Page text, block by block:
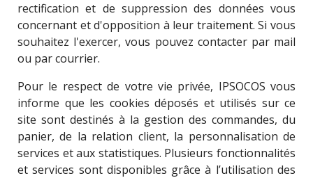
rectification et de suppression des données vous
concernant et d'opposition à leur traitement. Si vous
souhaitez l'exercer, vous pouvez contacter par mail
ou par courrier.
Pour le respect de votre vie privée, IPSOCOS vous
informe que les cookies déposés et utilisés sur ce
site sont destinés à la gestion des commandes, du
panier, de la relation client, la personnalisation de
services et aux statistiques. Plusieurs fonctionnalités
et services sont disponibles grâce à l’utilisation des